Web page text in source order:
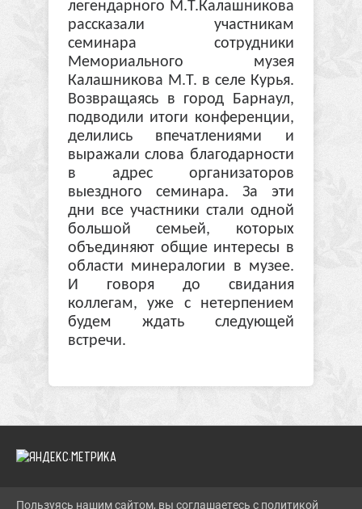
легендарного М.Т.Калашникова
рассказали участникам
семинара сотрудники
Мемориального музея
Калашникова М.Т. в селе Курья.
Возвращаясь в город Барнаул,
подводили итоги конференции,
делились впечатлениями и
выражали слова благодарности
в адрес организаторов
выездного семинара. За эти
дни все участники стали одной
большой семьей, которых
объединяют общие интересы в
области минералогии в музее.
И говоря до свидания
коллегам, уже с нетерпением
будем ждать следующей
встречи.
Пользуясь нашим сайтом, вы соглашаетесь с политикой